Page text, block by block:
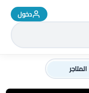
دخول
المتاجر